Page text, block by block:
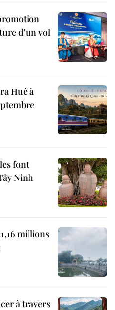
d'un vol
Huê à
font
Ninh
millions
à travers